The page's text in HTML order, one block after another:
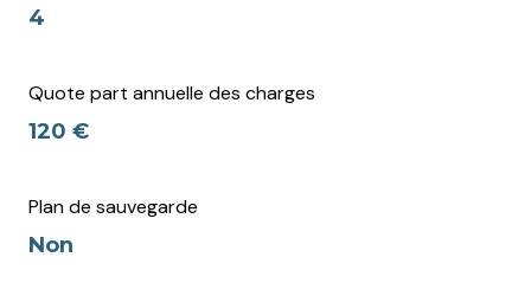
4
Quote part annuelle des charges
120 €
Plan de sauvegarde
Non